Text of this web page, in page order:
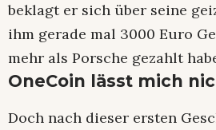
beklagt er sich über seine
ihm gerade mal 3000 Euro
mehr als Porsche gezahlt
OneCoin lässt mich
Doch nach dieser ersten